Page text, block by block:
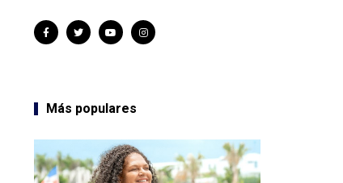
Más populares